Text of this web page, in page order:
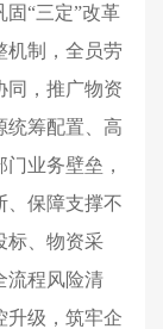
“三定”改革
制， 全员劳
同，推广物资
统筹配置、高
业务壁垒，
、保障支撑不
标、物资采
流程风险清
升级，筑牢企